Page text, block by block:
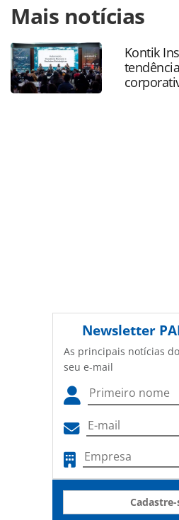
https://www.panrotas.com.br/
tematicos/2023/02/disney-
fransokyo-na-
oferecidas na página. Todo o
PANROTAS Editora é protegido
sobre direito autoral. Não
Mais notícias
Kontik
Newsletter
As principais notícias
seu e-mail
Cadastre-